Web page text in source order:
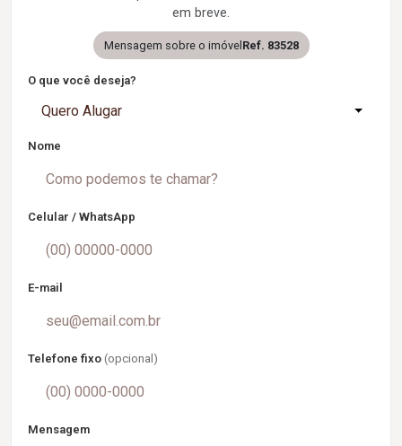
em breve.
Mensagem sobre o imóvel Ref. 83528
O que você deseja?
Quero Alugar
Nome
Celular / WhatsApp
E-mail
Telefone fixo (opcional)
Mensagem